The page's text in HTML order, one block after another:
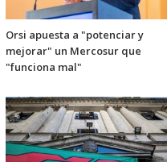
Orsi apuesta a "potenciar y
mejorar" un Mercosur que
"funciona mal"